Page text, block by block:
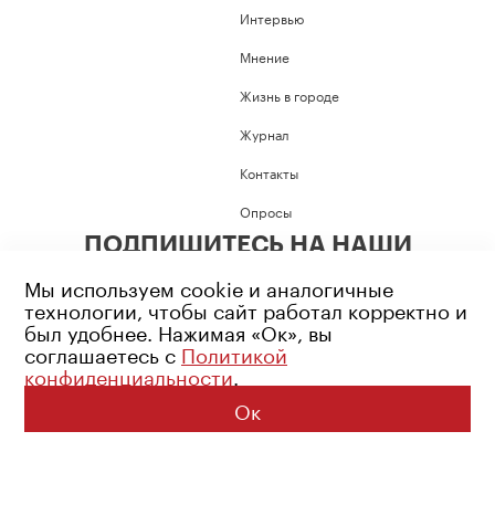
Интервью
Мнение
Жизнь в городе
Журнал
Контакты
Опросы
ПОДПИШИТЕСЬ НА НАШИ
Возрастное ограничение: 16+
Политика конфиденциальности
© 2026 Все права защищены
Мы используем cookie и аналогичные
технологии, чтобы сайт работал корректно и
был удобнее. Нажимая «Ок», вы
соглашаетесь с Политикой
конфиденциальности.
Ок